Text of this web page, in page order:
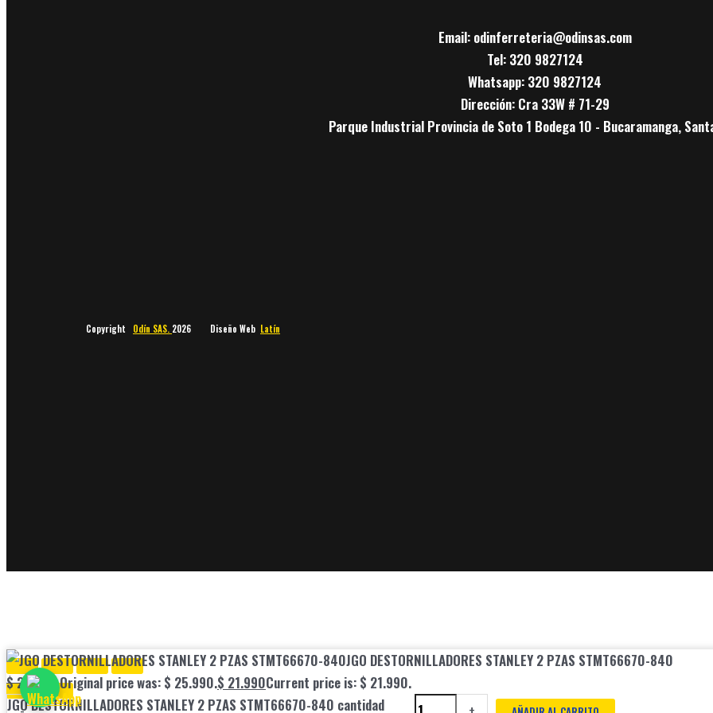
Email: odinferreteria@odinsas.com
Tel: 320 9827124
Whatsapp: 320 9827124
Dirección: Cra 33W # 71-29
Parque Industrial Provincia de Soto 1 Bodega 10 - Bucaramanga,
Copyright Odín SAS. 2026 Diseño Web Latín
JGO DESTORNILLADORES STANLEY 2 PZAS STMT66670-840
$25.990Original price was: $ 25.990.$ 21.990Current price is: $ 21.990.
JGO DESTORNILLADORES STANLEY 2 PZAS STMT66670-840 cantidad